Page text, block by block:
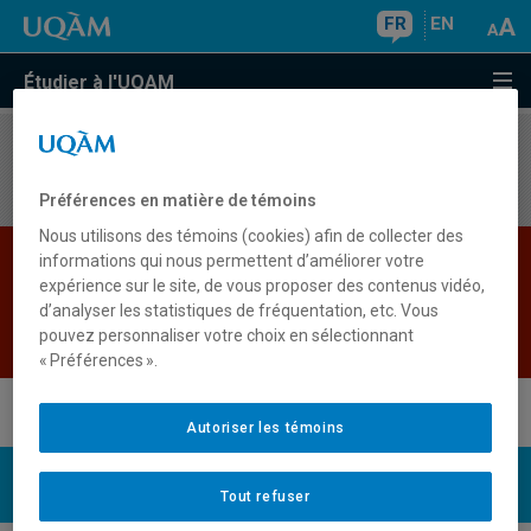
FR EN
Étudier à l'UQAM
Aucun résultat
Les bases de données institutionnelles sont
indisponibles pour le moment. Veuillez
réessayer plus tard.
Retour
UQAM
Préférences en matière de témoins
Nous utilisons des témoins (cookies) afin de collecter des
informations qui nous permettent d’améliorer votre
expérience sur le site, de vous proposer des contenus vidéo,
d’analyser les statistiques de fréquentation, etc. Vous
pouvez personnaliser votre choix en sélectionnant
« Préférences ».
Tout refuser
Autoriser les témoins